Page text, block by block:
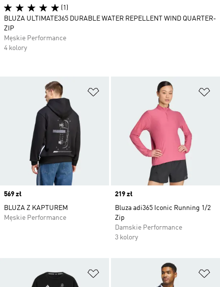
Dodaj do listy życzeń
Price
569 zł
BLUZA Z KAPTUREM
Męskie Performance
Price
219 zł
Bluza adi365 Iconic Running 1/2
Zip
Damskie Performance
3 kolory
Dodaj do listy życzeń
(1)
BLUZA ULTIMATE365 DURABLE WATER REPELLENT WIND QUARTER-
ZIP
Męskie Performance
4 kolory